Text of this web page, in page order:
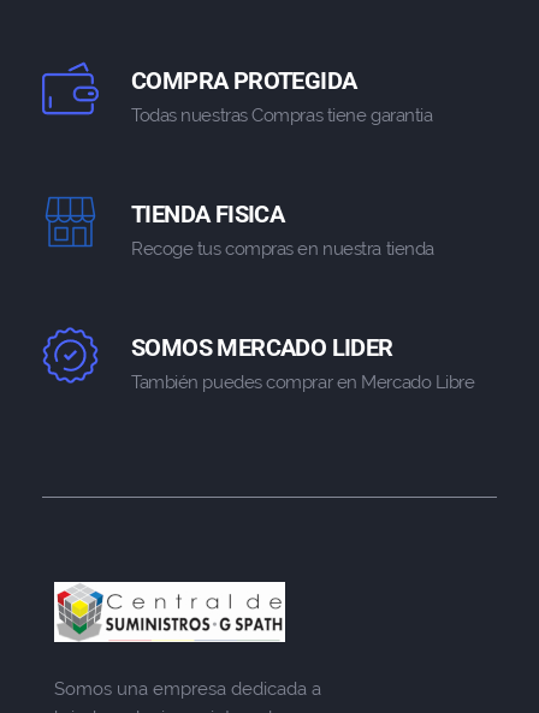
COMPRA PROTEGIDA
Todas nuestras Compras tiene garantia
TIENDA FISICA
Recoge tus compras en nuestra tienda
SOMOS MERCADO LIDER
También puedes comprar en Mercado Libre
Somos una empresa dedicada a